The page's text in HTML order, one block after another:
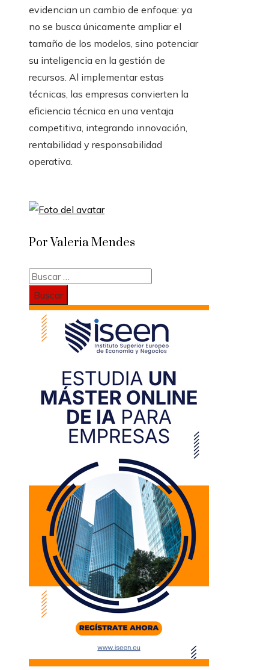
evidencian un cambio de enfoque: ya
no se busca únicamente ampliar el
tamaño de los modelos, sino potenciar
su inteligencia en la gestión de
recursos. Al implementar estas
técnicas, las empresas convierten la
eficiencia técnica en una ventaja
competitiva, integrando innovación,
rentabilidad y responsabilidad
operativa.
Por Valeria Mendes
Buscar: